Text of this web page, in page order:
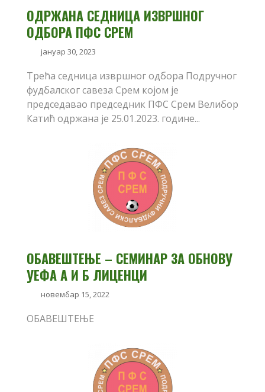
ОДРЖАНА СЕДНИЦА ИЗВРШНОГ
ОДБОРА ПФС СРЕМ
јануар 30, 2023
Трећа седница извршног одбора Подручног
фудбалског савеза Срем којом је
председавао председник ПФС Срем Велибор
Катић одржана је 25.01.2023. године...
ОБАВЕШТЕЊЕ – СЕМИНАР ЗА ОБНОВУ
УЕФА А И Б ЛИЦЕНЦИ
новембар 15, 2022
ОБАВЕШТЕЊЕ